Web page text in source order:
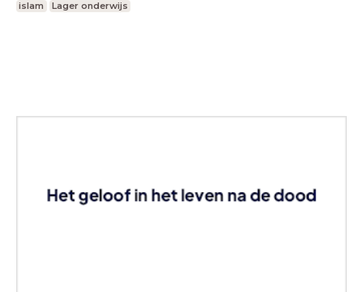
islam Lager onderwijs